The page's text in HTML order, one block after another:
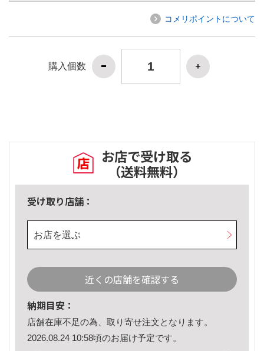
コメリポイントについて
購入個数
お店で受け取る
（送料無料）
受け取り店舗：
お店を選ぶ
近くの店舗を確認する
納期目安：
店舗在庫不足の為、取り寄せ注文となります。
2026.08.24 10:58頃のお届け予定です。